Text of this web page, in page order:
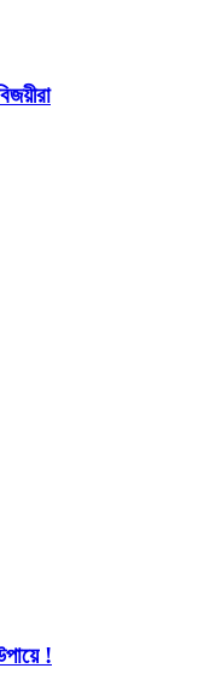
!